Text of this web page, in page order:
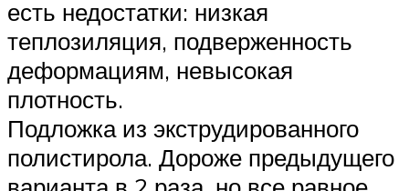
есть недостатки: низкая
теплозиляция, подверженность
деформациям, невысокая
плотность.
Подложка из экструдированного
полистирола. Дороже предыдущего